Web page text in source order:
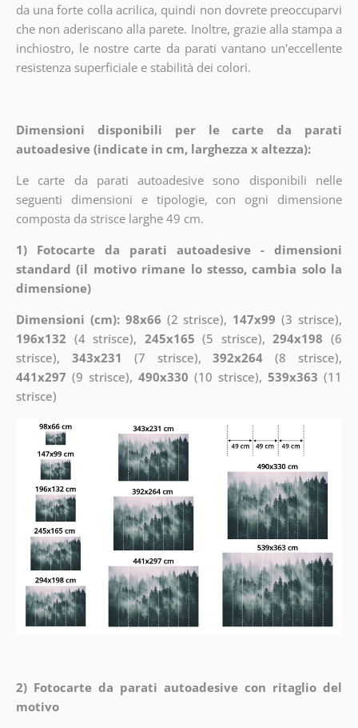
da una forte colla acrilica, quindi non dovrete preoccuparvi
che non aderiscano alla parete. Inoltre, grazie alla stampa a
inchiostro, le nostre carte da parati vantano un'eccellente
resistenza superficiale e stabilità dei colori.
Dimensioni disponibili per le carte da parati
autoadesive (indicate in cm, larghezza x altezza):
Le carte da parati autoadesive sono disponibili nelle
seguenti dimensioni e tipologie, con ogni dimensione
composta da strisce larghe 49 cm.
1) Fotocarte da parati autoadesive - dimensioni
standard (il motivo rimane lo stesso, cambia solo la
dimensione)
Dimensioni (cm): 98x66 (2 strisce), 147x99 (3 strisce),
196x132 (4 strisce), 245x165 (5 strisce),294x198 (6
strisce), 343x231 (7 strisce),392x264 (8 strisce),
441x297 (9 strisce), 490x330 (10 strisce),539x363 (11
strisce)
2) Fotocarte da parati autoadesive con ritaglio del
motivo